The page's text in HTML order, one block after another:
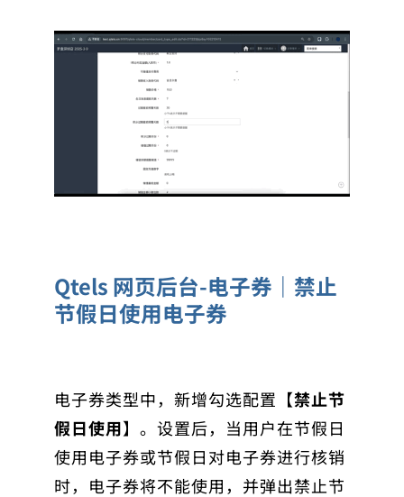
Qtels 网页后台-电子券｜禁止
节假日使用电子券
电子券类型中，新增勾选配置【禁止节
假日使用】。设置后，当用户在节假日
使用电子券或节假日对电子券进行核销
时，电子券将不能使用，并弹出禁止节